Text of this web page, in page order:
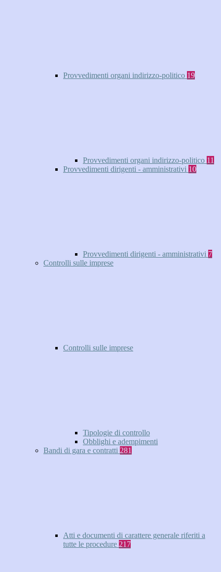
Provvedimenti organi indirizzo-politico 19
Provvedimenti organi indirizzo-politico 11
Provvedimenti dirigenti - amministrativi 10
Provvedimenti dirigenti - amministrativi 7
Controlli sulle imprese
Controlli sulle imprese
Tipologie di controllo
Obblighi e adempimenti
Bandi di gara e contratti 281
Atti e documenti di carattere generale riferiti a
tutte le procedure 217